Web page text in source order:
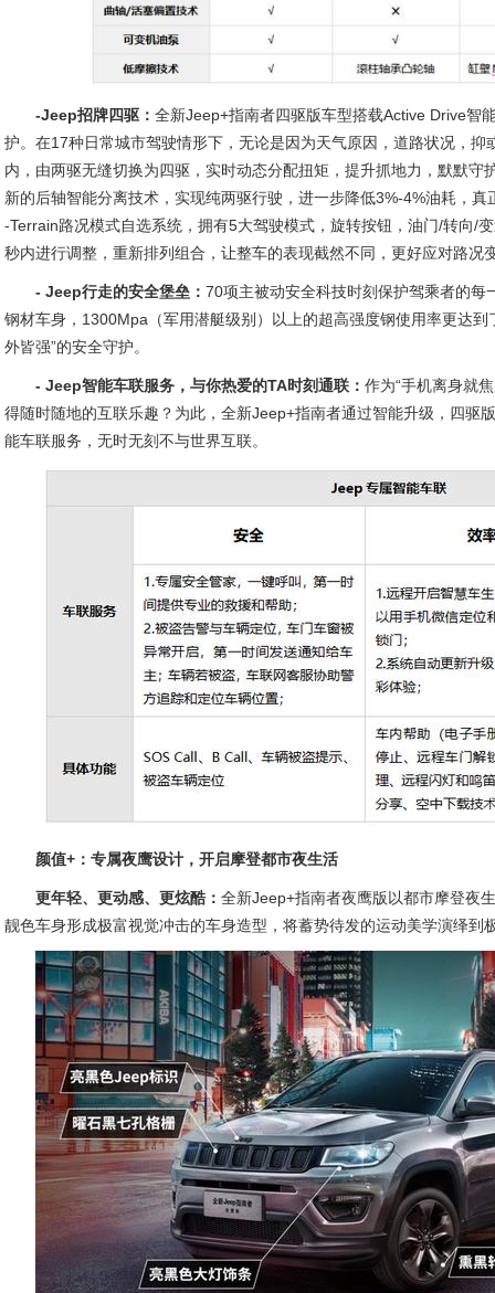
-Jeep招牌四驱：全新Jeep+指南者四驱版车型搭载Active Drive智
护。在17种日常城市驾驶情形下，无论是因为天气原因，道路状况，
内，由两驱无缝切换为四驱，实时动态分配扭矩，提升抓地力，默默守
新的后轴智能分离技术，实现纯两驱行驶，进一步降低3%-4%油耗，真
-Terrain路况模式自选系统，拥有5大驾驶模式，旋转按钮，油门/转向/
秒内进行调整，重新排列组合，让整车的表现截然不同，更好应对路况
- Jeep行走的安全堡垒：70项主被动安全科技时刻保护驾乘者的
钢材车身，1300Mpa（军用潜艇级别）以上的超高强度钢使用率更达
外皆强”的安全守护。
- Jeep智能车联服务，与你热爱的TA时刻通联：作为“手机离身就
得随时随地的互联乐趣？为此，全新Jeep+指南者通过智能升级，四驱
能车联服务，无时无刻不与世界互联。
颜值+：专属夜鹰设计，开启摩登都市夜生活
更年轻、更动感、更炫酷：全新Jeep+指南者夜鹰版以都市摩登夜
靓色车身形成极富视觉冲击的车身造型，将蓄势待发的运动美学演绎到